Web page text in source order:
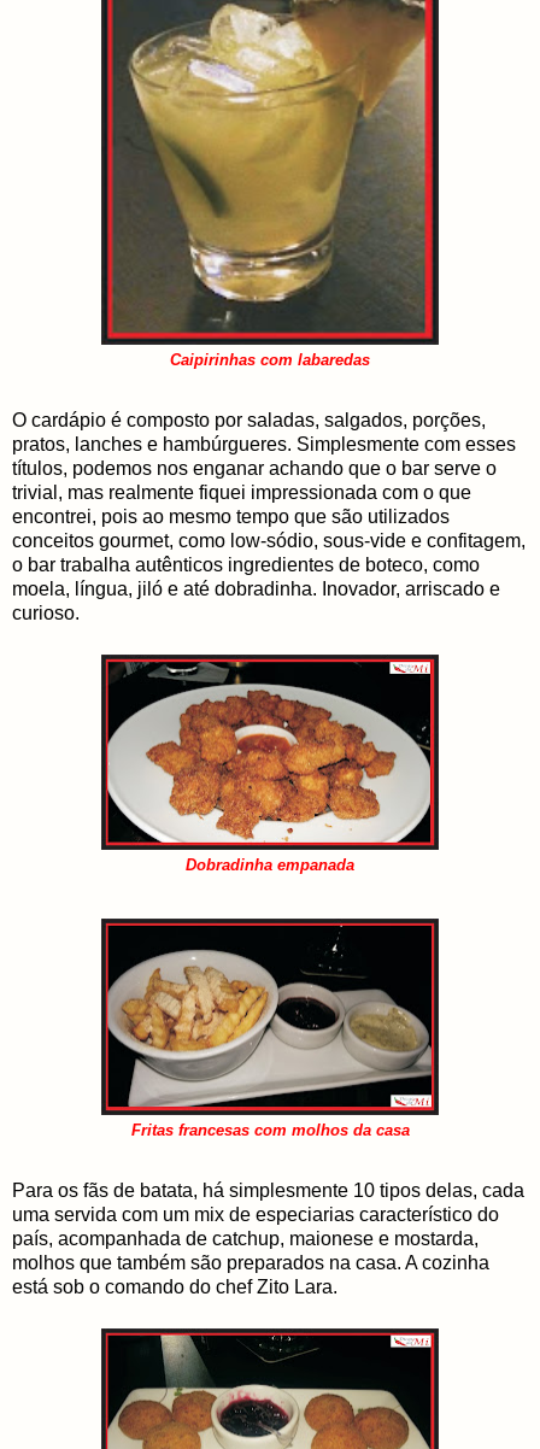
Caipirinhas com labaredas
O cardápio é composto por saladas, salgados, porções,
pratos, lanches e hambúrgueres. Simplesmente com esses
títulos, podemos nos enganar achando que o bar serve o
trivial, mas realmente fiquei impressionada com o que
encontrei, pois ao mesmo tempo que são utilizados
conceitos gourmet, como low-sódio, sous-vide e confitagem,
o bar trabalha autênticos ingredientes de boteco, como
moela, língua, jiló e até dobradinha. Inovador, arriscado e
curioso.
Dobradinha empanada
Fritas francesas com molhos da casa
Para os fãs de batata, há simplesmente 10 tipos delas, cada
uma servida com um mix de especiarias característico do
país, acompanhada de catchup, maionese e mostarda,
molhos que também são preparados na casa. A cozinha
está sob o comando do chef Zito Lara.